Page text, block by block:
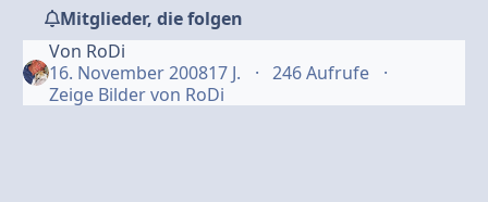
Mitglieder, die folgen
Von RoDi
16. November 200817 J.
246 Aufrufe
Zeige Bilder von RoDi